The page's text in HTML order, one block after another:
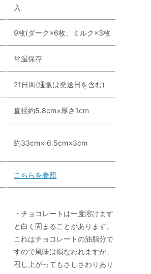
入
9枚(ダーク×6枚、ミルク×3枚
常温保存
21日間(通販は発送日を含む)
直径約5.8cm×厚さ1cm
約33cm× 6.5cm×3cm
こちらを参照
・チョコレートは一度溶けます
と白く固まることがあります。
これはチョコレートの油脂分で
すので風味は損なわれますが、
召し上がってもさしさわりあり